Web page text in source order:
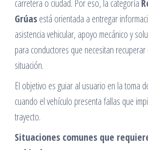
carretera o ciudad. Por eso, la categoría
Grúasestá orientada a entregar
asistencia vehicular, apoyo mecánico y
para conductores que necesitan
situación.
El objetivo es guiar al usuario en la toma
cuando el vehículo presenta fallas que
trayecto.
Situaciones comunes que